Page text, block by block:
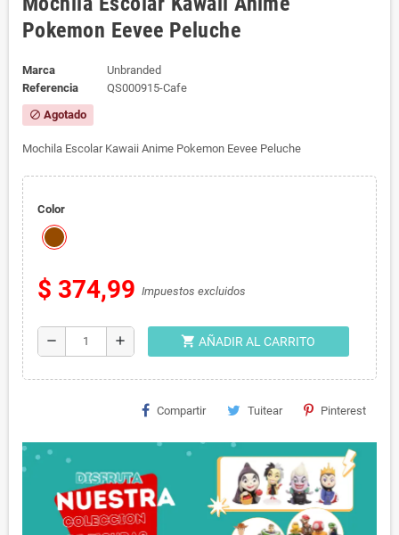
Pokemon Eevee Peluche
Marca
Unbranded
Referencia
QS000915-Cafe
block Agotado
Mochila Escolar Kawaii Anime Pokemon Eevee Peluche
Color
$ 374,99 Impuestos excluidos
remove add shopping_cart AÑADIR AL CARRITO
Compartir Tuitear Pinterest